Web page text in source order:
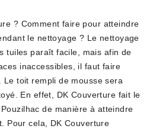
? Comment faire pour atteindre
le nettoyage ? Le nettoyage
tuiles paraît facile, mais afin de
inaccessibles, il faut faire
Le toit rempli de mousse sera
En effet, DK Couverture fait le
de manière à atteindre
Pour cela, DK Couverture